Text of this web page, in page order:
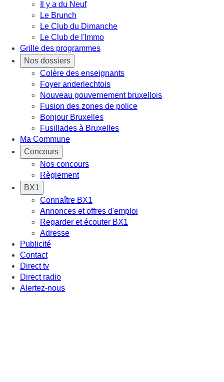
Il y a du Neuf
Le Brunch
Le Club du Dimanche
Le Club de l'Immo
Grille des programmes
Nos dossiers
Colère des enseignants
Foyer anderlechtois
Nouveau gouvernement bruxellois
Fusion des zones de police
Bonjour Bruxelles
Fusillades à Bruxelles
Ma Commune
Concours
Nos concours
Règlement
BX1
Connaître BX1
Annonces et offres d'emploi
Regarder et écouter BX1
Adresse
Publicité
Contact
Direct tv
Direct radio
Alertez-nous